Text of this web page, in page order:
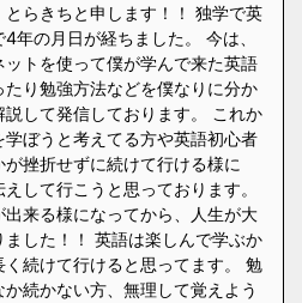
とらきちと申します！！ 独学で英
年の月日が経ちました。 今は、
ットを使って僕が学んで来た英語
たり勉強方法などを僕なりに分か
説して発信しております。 これか
学ぼうと考えてる方や英語初心者
が挫折せずに続けて行ける様に
して行こうと思っております。
出来る様になってから、人生が大
ました！！ 英語は楽しんで学ぶか
く続けて行けると思ってます。 勉
か続かない方、無理して覚えよう